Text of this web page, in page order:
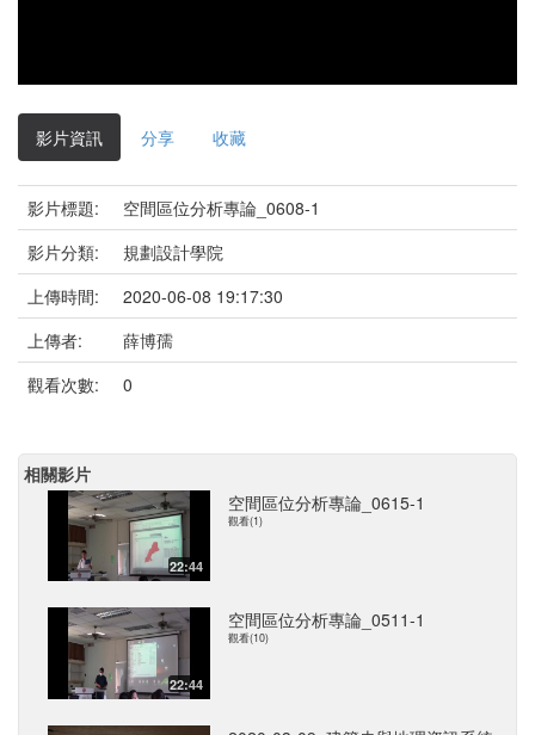
影片資訊 分享 收藏
影片標題:
空間區位分析專論_0608-1
影片分類:
規劃設計學院
上傳時間:
2020-06-08 19:17:30
上傳者:
薛博孺
觀看次數:
0
相關影片
22:44
空間區位分析專論_0615-1
觀看(1)
22:44
空間區位分析專論_0511-1
觀看(10)